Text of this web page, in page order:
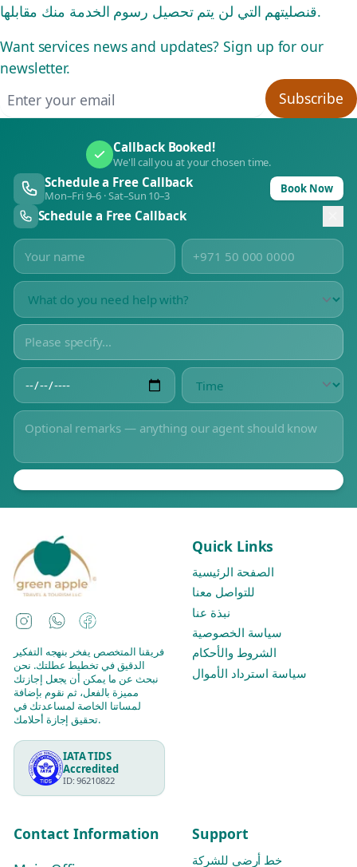
قنصليتهم التي لن يتم تحصيل رسوم الخدمة منك مقابلها.
Want services news and updates? Sign up for our
newsletter.
Subscribe
Callback Booked!
We'll call you at your chosen time.
Schedule a Free Callback
Mon–Fri 9–6 · Sat–Sun 10–3 Book Now
Schedule a Free Callback
Instagram
WhatsAppFacebook
فريقنا المتخصص يفخر بنهجه التفكير
الدقيق في تخطيط عطلتك. نحن
نبحث عن ما يمكن أن يجعل إجازتك
مميزة بالفعل، ثم نقوم بإضافة
لمساتنا الخاصة لمساعدتك في
تحقيق إجازة أحلامك.
IATA TIDS
Accredited
ID: 96210822
Quick Links
الصفحة الرئيسية
للتواصل معنا
نبذة عنا
سياسة الخصوصية
الشروط والأحكام
سياسة استرداد الأموال
Contact Information
Support
خط أرضي للشركة